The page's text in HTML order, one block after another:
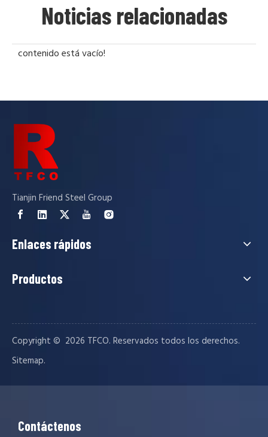
Noticias relacionadas
contenido está vacío!
Tianjin Friend Steel Group
Enlaces rápidos
Productos
Copyright © ️ 2026 TFCO. Reservados todos los derechos.
Sitemap.
Contáctenos